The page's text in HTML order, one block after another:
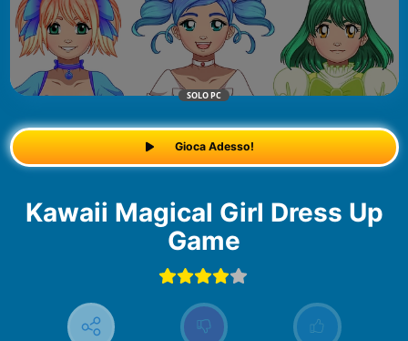
SOLO PC
Gioca Adesso!
Kawaii Magical Girl Dress Up
Game